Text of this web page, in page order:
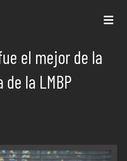
el mejor de la
la LMBP